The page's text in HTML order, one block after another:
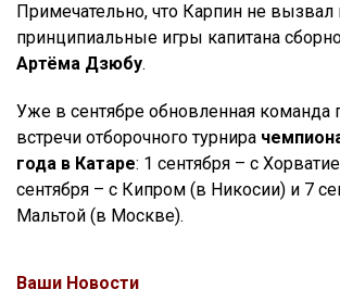
Примечательно, что Карпин не вызвал
принципиальные игры капитана
Артёма Дзюбу.
Уже в сентябре обновленная команда
встречи отборочного турнира
года в Катаре: 1 сентября – с
сентября – с Кипром (в Никосии) и 7
Мальтой (в Москве).
Ваши Новости